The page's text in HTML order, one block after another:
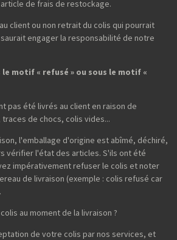
de frais de restockage.
client ou non retrait du colis qui pourrait
engager la responsabilité de notre
le motif « refusé » ou sous le motif «
pas été livrés au client en raison de
de chocs, colis vides...
l'emballage d'origine est abîmé, déchiré,
vérifier l'état des articles. S'ils ont été
impérativement refuser le colis et noter
de livraison (exemple : colis refusé car
au moment de la livraison ?
de votre colis par nos services, et